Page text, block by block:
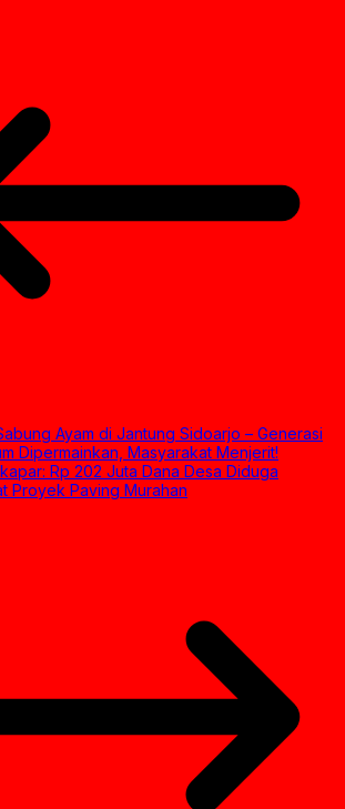
Ayam di Jantung Sidoarjo – Generasi
Dipermainkan, Masyarakat Menjerit!
Rp 202 Juta Dana Desa Diduga
Proyek Paving Murahan